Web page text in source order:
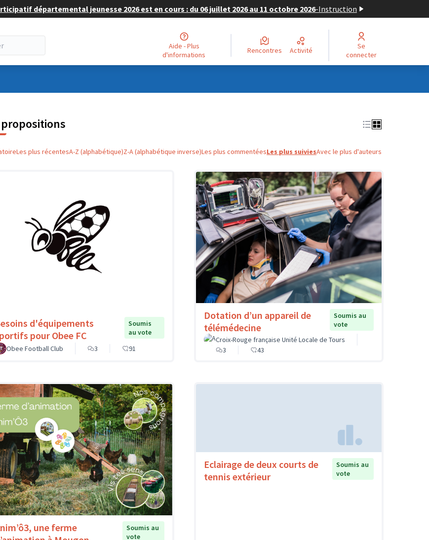
départemental jeunesse 2026 est en cours : du 06 juillet 2026 au 11 octobre 2026-Instruction
Aide - Plus
d'informations
Rencontres Activité
Se
connecter
propositions
Les plus récentesA-Z (alphabétique)Z-A (alphabétique inverse)Les plus commentéesLes plus suiviesAvec le plus d'auteurs
d'équipements
pour Obee FC
Soumis
au vote
Obee Football Club
3 91
Dotation d’un appareil de
télémédecine
Soumis au
vote
Croix-Rouge française Unité Locale de Tours
3
43
une ferme
Soumis au
vote
Eclairage de deux courts de
tennis extérieur
Soumis au
vote